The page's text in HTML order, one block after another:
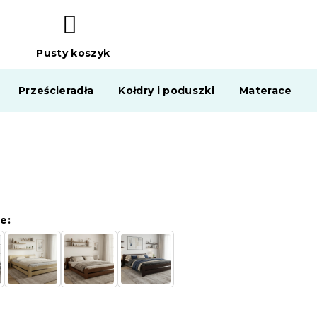
KOSZYK
Pusty koszyk
Prześcieradła Kołdry i poduszki Materace